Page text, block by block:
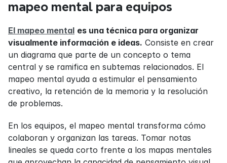
mapeo mental para equipos
El mapeo mental es una técnica para organizar
visualmente información e ideas. Consiste en crear
un diagrama que parte de un concepto o tema
central y se ramifica en subtemas relacionados. El
mapeo mental ayuda a estimular el pensamiento
creativo, la retención de la memoria y la resolución
de problemas.
En los equipos, el mapeo mental transforma cómo
colaboran y organizan las tareas. Tomar notas
lineales se queda corto frente a los mapas mentales